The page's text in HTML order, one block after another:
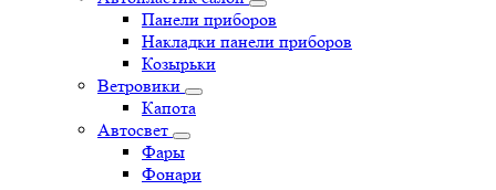
Панели приборов
Накладки панели приборов
Козырьки
Ветровики
Капота
Автосвет
Фары
Фонари